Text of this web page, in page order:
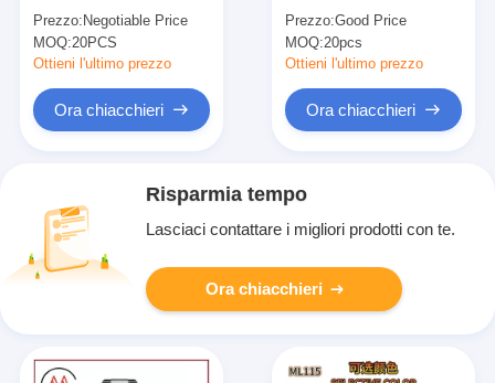
gancio sicuro
Prezzo: Negotiable Price
MOQ:20PCS
Ottieni l'ultimo prezzo
Ora chiacchieri
quadrante rotondo e
logo stampato al laser
adatto a regali e
Prezzo:Good Price
MOQ:20pcs
Ottieni l'ultimo prezzo
Ora chiacchieri
Risparmia tempo
Lasciaci contattare i migliori prodotti con te.
Ora chiacchieri